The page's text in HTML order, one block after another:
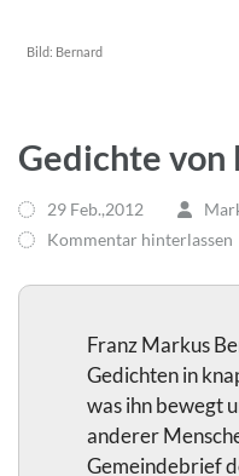
Bild: Bernard
Gedichte von
29 Feb.,2012
Kommentar hinterlassen
Franz Markus
Gedichten in
was ihn bewegt
anderer
Gemeindebrief